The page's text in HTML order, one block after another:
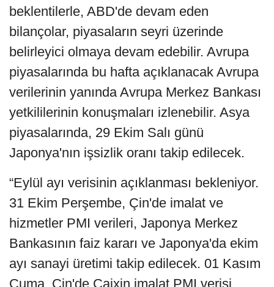
beklentilerle, ABD'de devam eden
bilançolar, piyasaların seyri üzerinde
belirleyici olmaya devam edebilir. Avrupa
piyasalarında bu hafta açıklanacak Avrupa
verilerinin yanında Avrupa Merkez Bankası
yetkililerinin konuşmaları izlenebilir. Asya
piyasalarında, 29 Ekim Salı günü
Japonya'nın işsizlik oranı takip edilecek.
“Eylül ayı verisinin açıklanması bekleniyor.
31 Ekim Perşembe, Çin'de imalat ve
hizmetler PMI verileri, Japonya Merkez
Bankasının faiz kararı ve Japonya'da ekim
ayı sanayi üretimi takip edilecek. 01 Kasım
Cuma, Çin'de Caixin imalat PMI verisi